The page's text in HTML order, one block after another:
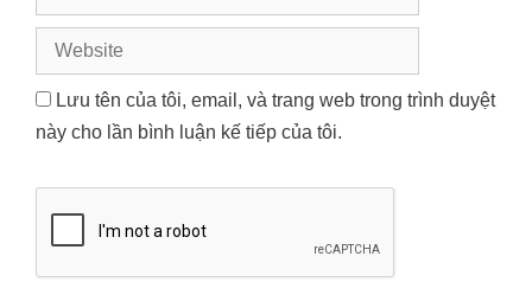
Website
Lưu tên của tôi, email, và trang web trong trình duyệt
này cho lần bình luận kế tiếp của tôi.